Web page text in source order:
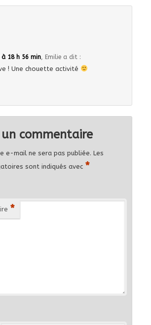
18 h 56 min Emilie a dit :
! Une chouette activité
un commentaire
e-mail ne sera pas publiée. Les
sont indiqués avec *
*